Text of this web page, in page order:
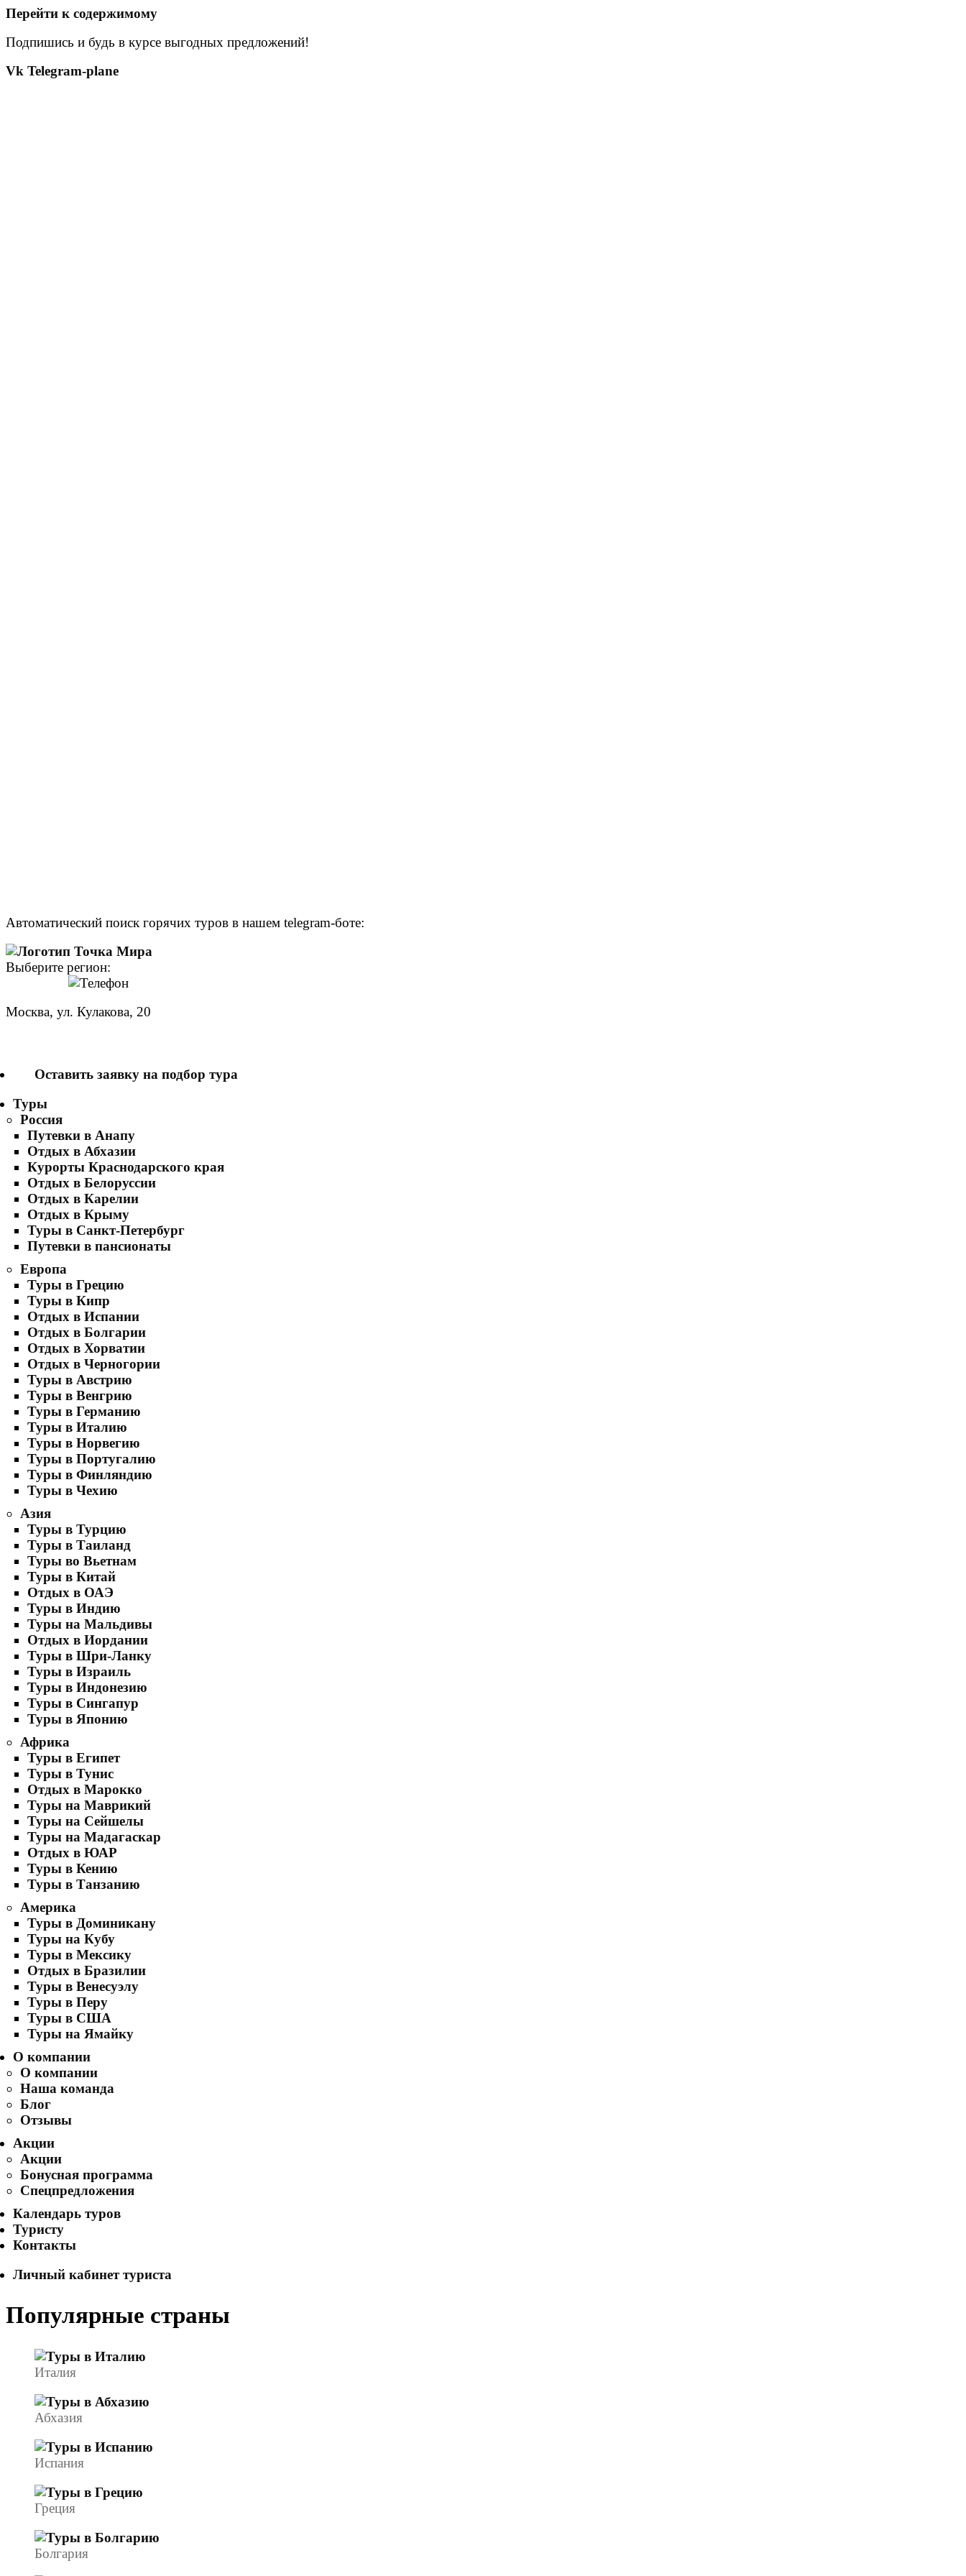
Перейти к содержимому
Подпишись и будь в курсе выгодных предложений!
Vk Telegram-plane
Автоматический поиск горячих туров в нашем telegram-боте:
Выберите регион:
Москва, ул. Кулакова, 20
Оставить заявку на подбор тура
Туры
Россия
Путевки в Анапу
Отдых в Абхазии
Курорты Краснодарского края
Отдых в Белоруссии
Отдых в Карелии
Отдых в Крыму
Туры в Санкт-Петербург
Путевки в пансионаты
Европа
Туры в Грецию
Туры в Кипр
Отдых в Испании
Отдых в Болгарии
Отдых в Хорватии
Отдых в Черногории
Туры в Австрию
Туры в Венгрию
Туры в Германию
Туры в Италию
Туры в Норвегию
Туры в Португалию
Туры в Финляндию
Туры в Чехию
Азия
Туры в Турцию
Туры в Таиланд
Туры во Вьетнам
Туры в Китай
Отдых в ОАЭ
Туры в Индию
Туры на Мальдивы
Отдых в Иордании
Туры в Шри-Ланку
Туры в Израиль
Туры в Индонезию
Туры в Сингапур
Туры в Японию
Африка
Туры в Египет
Туры в Тунис
Отдых в Марокко
Туры на Маврикий
Туры на Сейшелы
Туры на Мадагаскар
Отдых в ЮАР
Туры в Кению
Туры в Танзанию
Америка
Туры в Доминикану
Туры на Кубу
Туры в Мексику
Отдых в Бразилии
Туры в Венесуэлу
Туры в Перу
Туры в США
Туры на Ямайку
О компании
О компании
Наша команда
Блог
Отзывы
Акции
Акции
Бонусная программа
Спецпредложения
Календарь туров
Туристу
Контакты
Личный кабинет туриста
Популярные страны
Италия
Абхазия
Испания
Греция
Болгария